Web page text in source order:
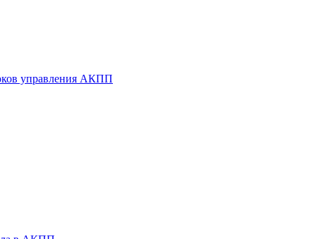
управления АКПП